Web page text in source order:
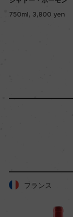
12
750ml, 3,800 yen
フランス